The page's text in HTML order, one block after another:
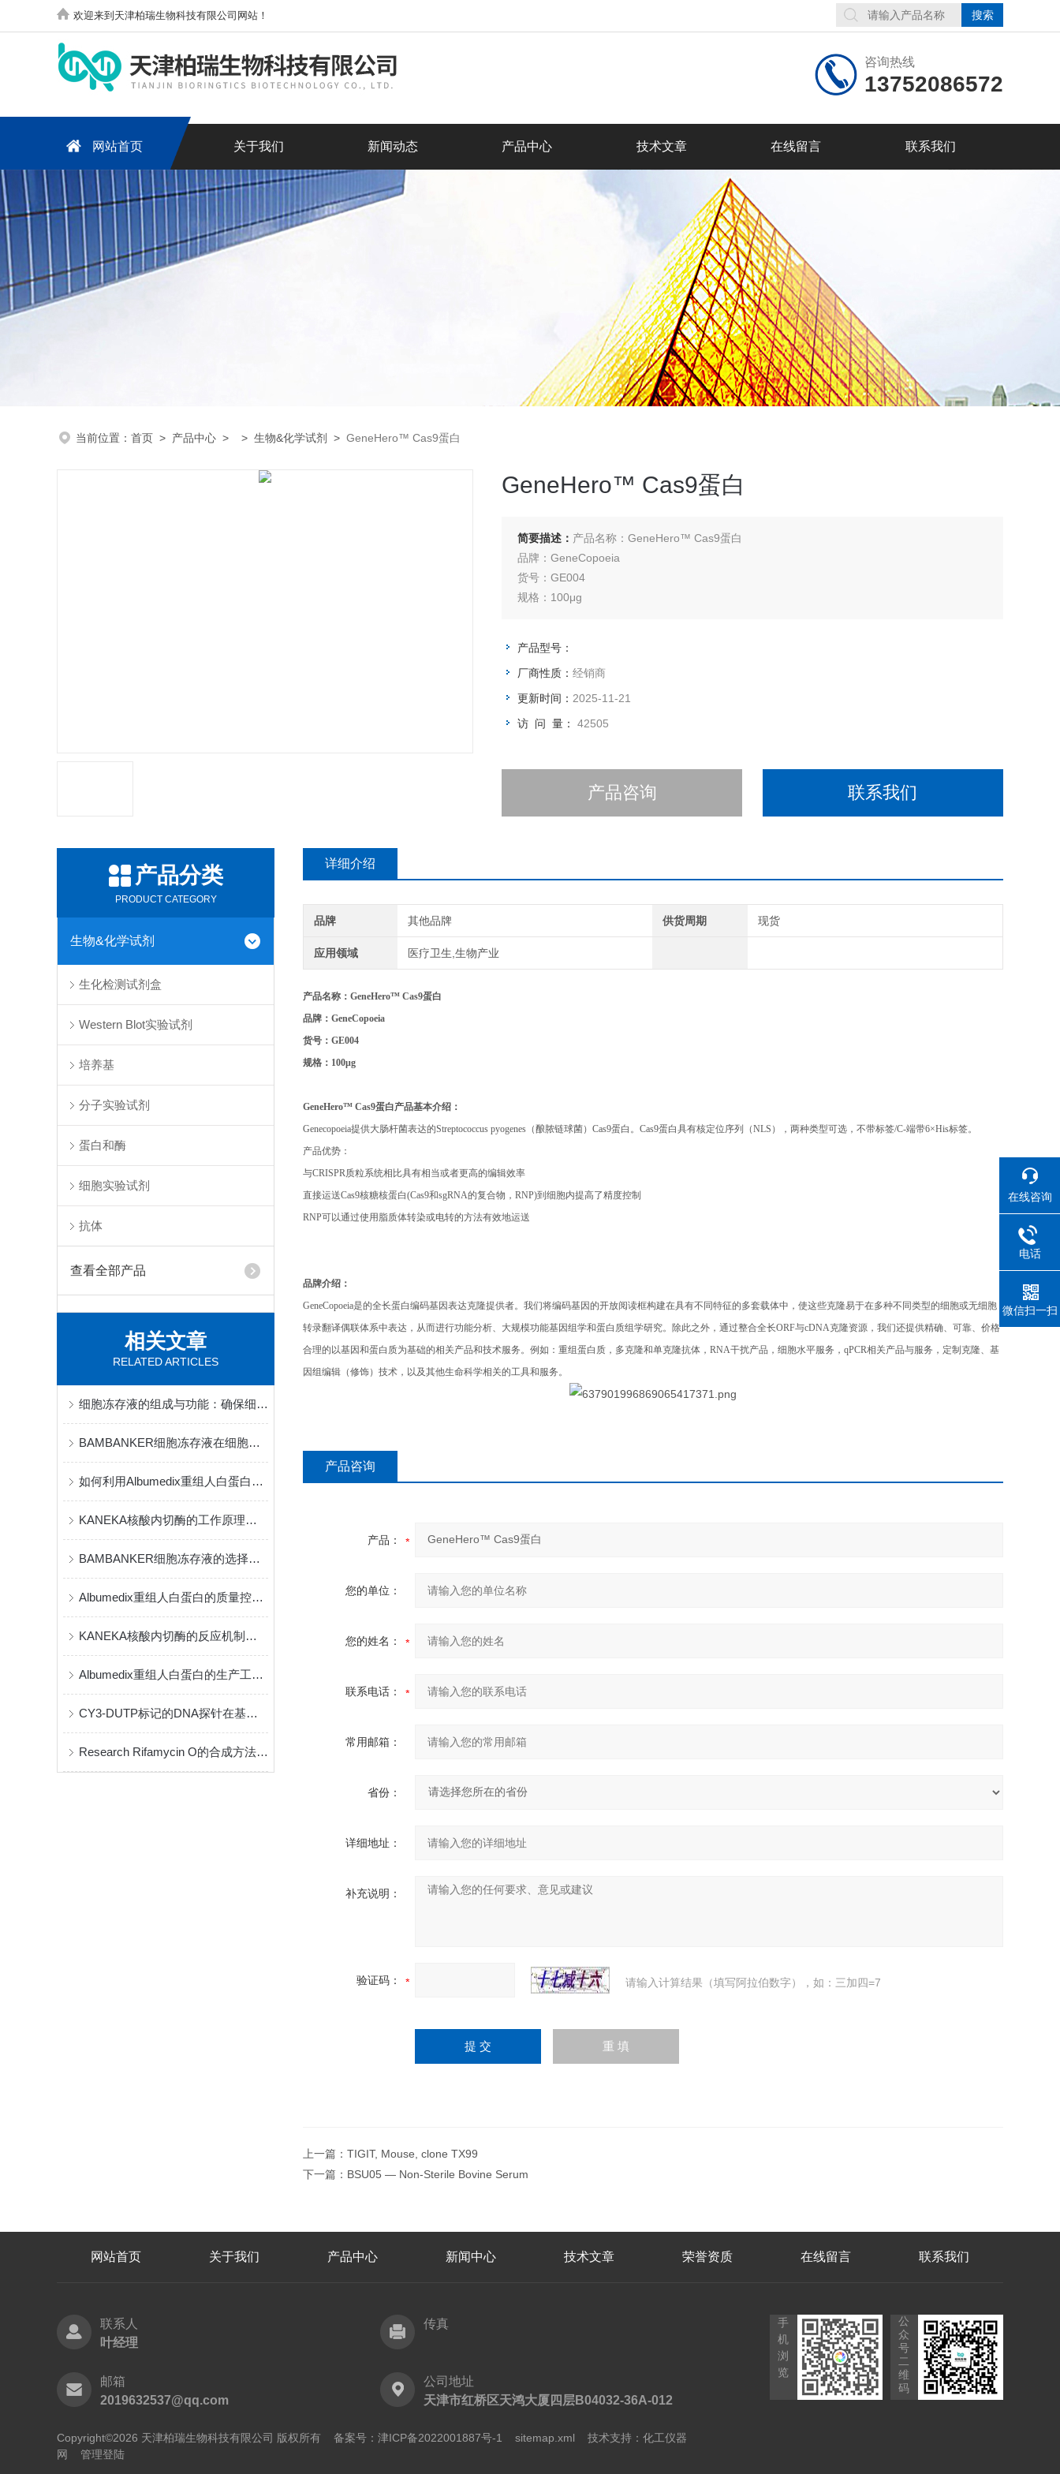
欢迎来到天津柏瑞生物科技有限公司网站！
咨询热线
13752086572
网站首页 关于我们 新闻动态 产品中心 技术文章 在线留言 联系我们
当前位置： 首页 > 产品中心 > > 生物&化学试剂 > GeneHero™ Cas9蛋白
GeneHero™ Cas9蛋白
简要描述： 产品名称：GeneHero™ Cas9蛋白
品牌：GeneCopoeia
货号：GE004
规格：100μg
产品型号：
厂商性质： 经销商
更新时间： 2025-11-21
访 问 量： 42505
产品咨询 联系我们
产品分类
PRODUCT CATEGORY
生物&化学试剂
生化检测试剂盒
Western Blot实验试剂
培养基
分子实验试剂
蛋白和酶
细胞实验试剂
抗体
查看全部产品
相关文章
RELATED ARTICLES
细胞冻存液的组成与功能：确保细胞在低温下的长期保存
BAMBANKER细胞冻存液在细胞存储中的应用
如何利用Albumedix重组人白蛋白提高疫苗效果？
KANEKA核酸内切酶的工作原理与技术优势探索
BAMBANKER细胞冻存液的选择与配方调整对冻存效果的影响
Albumedix重组人白蛋白的质量控制标准与安全性分析
KANEKA核酸内切酶的反应机制解析
Albumedix重组人白蛋白的生产工艺与质量控制介绍
CY3-DUTP标记的DNA探针在基因表达分析中的应用
Research Rifamycin O的合成方法与化学特性
详细介绍
品牌 其他品牌 供货周期 现货
应用领域 医疗卫生,生物产业
产品名称： GeneHero™ Cas9蛋白
品牌： GeneCopoeia
货号： GE004
规格： 100μg
GeneHero™ Cas9蛋白产品基本介绍：
Genecopoeia提供大肠杆菌表达的Streptococcus pyogenes（酿脓链球菌）Cas9蛋白。Cas9蛋白具有核定位序列（NLS），两种类型可选，不带标签/C-端带6×His标签。
产品优势：
与CRISPR质粒系统相比具有相当或者更高的编辑效率
直接运送Cas9核糖核蛋白(Cas9和sgRNA的复合物，RNP)到细胞内提高了精度控制
RNP可以通过使用脂质体转染或电转的方法有效地运送
品牌介绍：
GeneCopoeia是的全长蛋白编码基因表达克隆提供者。我们将编码基因的开放阅读框构建在具有不同特征的多套载体中，使这些克隆易于在多种不同类型的细胞或无细胞
转录翻译偶联体系中表达，从而进行功能分析、大规模功能基因组学和蛋白质组学研究。除此之外，通过整合全长ORF与cDNA克隆资源，我们还提供精确、可靠、价格
合理的以基因和蛋白质为基础的相关产品和技术服务。例如：重组蛋白质，多克隆和单克隆抗体，RNA干扰产品，细胞水平服务，qPCR相关产品与服务，定制克隆、基
因组编辑（修饰）技术，以及其他生命科学相关的工具和服务。
产品咨询
产品：
您的单位：
您的姓名：
联系电话：
常用邮箱：
省份：
详细地址：
补充说明：
验证码： 请输入计算结果（填写阿拉伯数字），如：三加四=7
上一篇： TIGIT, Mouse, clone TX99
下一篇： BSU05 — Non-Sterile Bovine Serum
网站首页 关于我们 产品中心 新闻中心 技术文章 荣誉资质 在线留言 联系我们
联系人
叶经理
传真
邮箱
2019632537@qq.com
公司地址
天津市红桥区天鸿大厦四层B04032-36A-012
手
机
浏
览
公
众
号
二
维
码
Copyright©2026 天津柏瑞生物科技有限公司 版权所有 备案号：津ICP备2022001887号-1 sitemap.xml 技术支持： 化工仪器
网
管理登陆
在线咨询
电话
微信扫一扫